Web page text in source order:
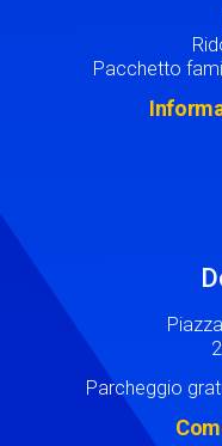
Pacchetto
Parcheggio